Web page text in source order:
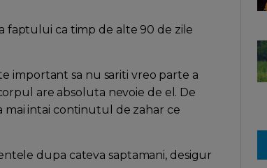
faptului ca timp de alte 90 de zile
important sa nu sariti vreo parte a
are absoluta nevoie de el. De
mai intai continutul de zahar ce
dupa cateva saptamani, desigur